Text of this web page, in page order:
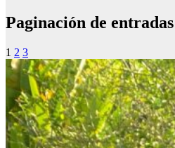
Paginación de entradas
1 2 3